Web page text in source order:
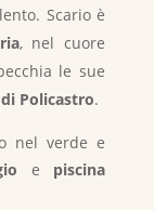
Scario è
, nel cuore
le sue
Policastro.
nel verde e
e piscina